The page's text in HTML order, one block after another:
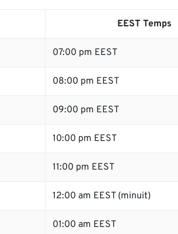
EEST Temps
07:00 pm EEST
08:00 pm EEST
09:00 pm EEST
10:00 pm EEST
11:00 pm EEST
12:00 am EEST (minuit)
01:00 am EEST